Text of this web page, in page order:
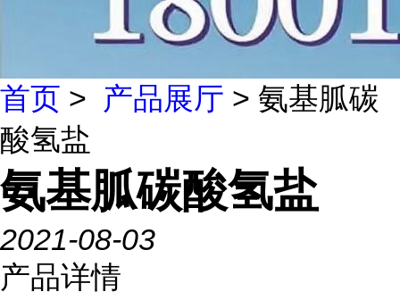
首页 > 产品展厅 > 氨基胍碳
酸氢盐
氨基胍碳酸氢盐
2021-08-03
产品详情